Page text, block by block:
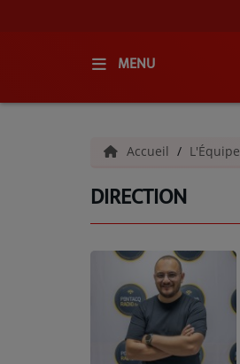
MENU
QUI SOMMES-NOUS ?
GRILLE DES PROGRAMMES
C'ÉTAIT QUOI CE TITRE ?
Accueil L'Équipe
DIRECTION